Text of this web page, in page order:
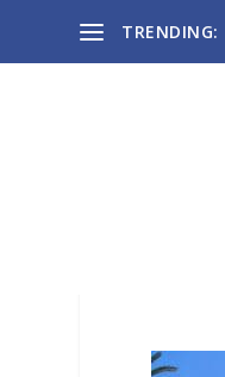
TRENDING: